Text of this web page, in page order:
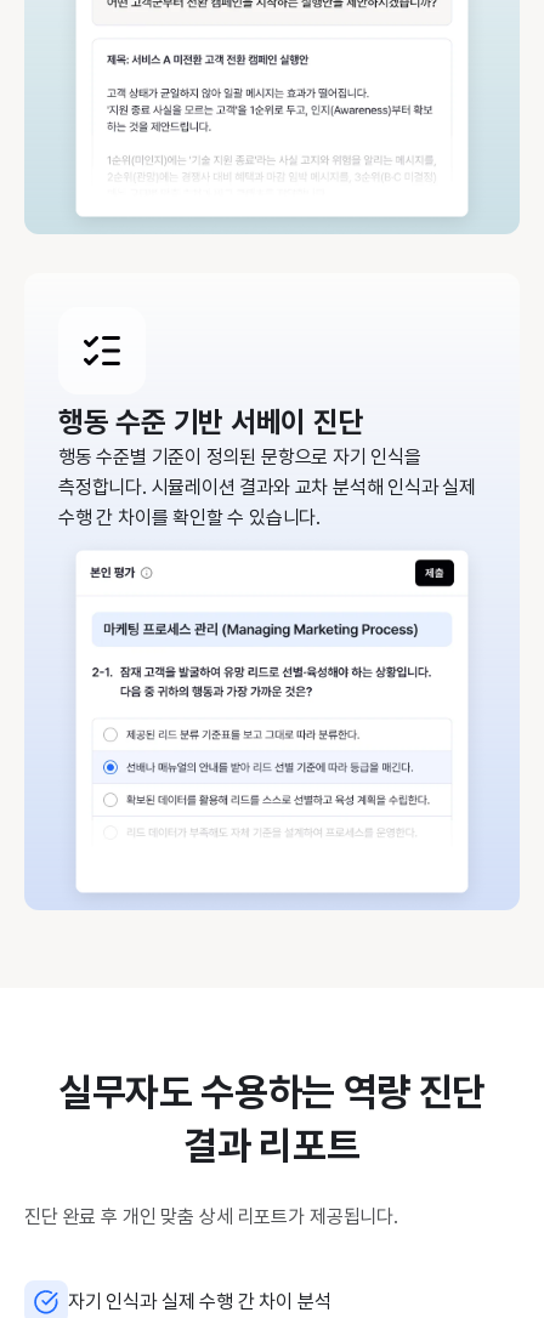
행동 수준 기반 서베이 진단
행동 수준별 기준이 정의된 문항으로 자기 인식을
측정합니다. 시뮬레이션 결과와 교차 분석해 인식과 실제
수행 간 차이를 확인할 수 있습니다.
실무자도 수용하는 역량 진단
결과 리포트
진단 완료 후 개인 맞춤 상세 리포트가 제공됩니다.
자기 인식과 실제 수행 간 차이 분석